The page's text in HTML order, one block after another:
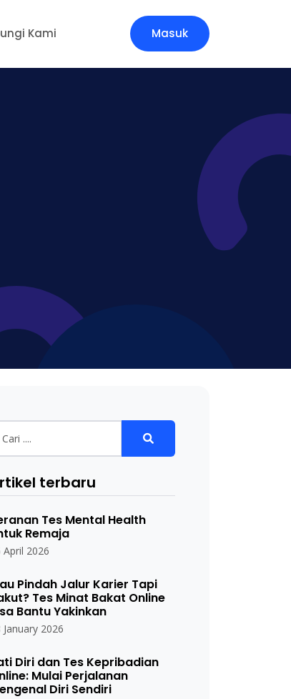
Kami Masuk
terbaru
Tes Mental Health
Remaja
April 2026
Pindah Jalur Karier Tapi
Tes Minat Bakat Online
Bantu Yakinkan
January 2026
Diri dan Tes Kepribadian
Mulai Perjalanan
Diri Sendiri